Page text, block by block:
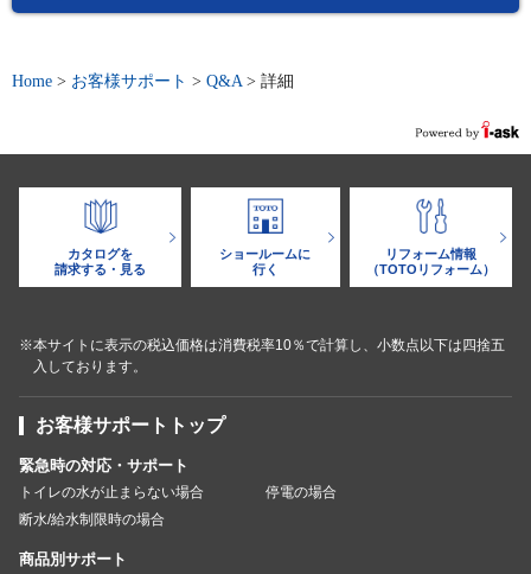
Home > お客様サポート > Q&A > 詳細
カタログを
請求する・見る
ショールームに
行く
リフォーム情報
（TOTOリフォーム）
※本サイトに表示の税込価格は消費税率10％で計算し、小数点以下は四捨五
入しております。
お客様サポートトップ
緊急時の対応・サポート
トイレの水が止まらない場合
停電の場合
断水/給水制限時の場合
商品別サポート